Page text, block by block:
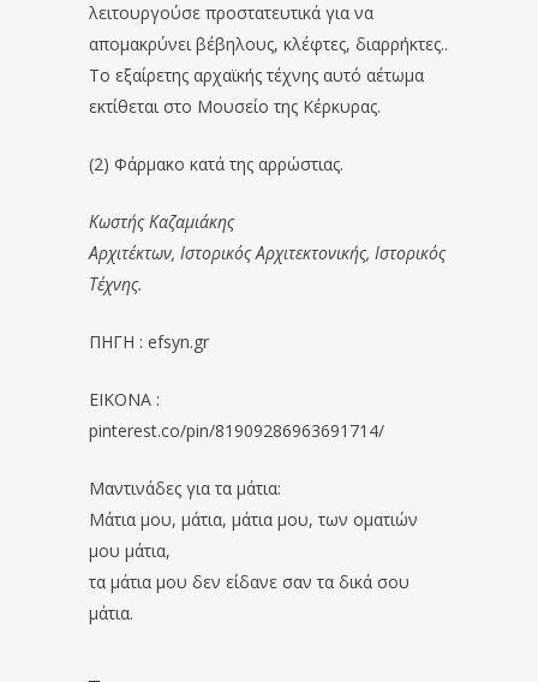
λειτουργούσε προστατευτικά για να
απομακρύνει βέβηλους, κλέφτες, διαρρήκτες..
Το εξαίρετης αρχαϊκής τέχνης αυτό αέτωμα
εκτίθεται στο Μουσείο της Κέρκυρας.
(2) Φάρμακο κατά της αρρώστιας.
Κωστής Καζαμιάκης
Αρχιτέκτων, Ιστορικός Αρχιτεκτονικής, Ιστορικός
Τέχνης.
ΠΗΓΗ : efsyn.gr
EIKONA :
pinterest.co/pin/81909286963691714/
Μαντινάδες για τα μάτια:
Μάτια μου, μάτια, μάτια μου, των οματιών
μου μάτια,
τα μάτια μου δεν είδανε σαν τα δικά σου
μάτια.